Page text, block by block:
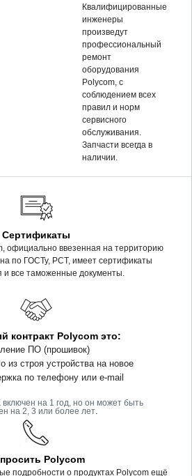
Квалифицированные
инженеры
произведут
профессиональный
ремонт
оборудования
Polycom, c
соблюдением всех
правил и норм
сервисного
обслуживания.
Запчасти всегда в
наличии.
Сертификаты
официально ввезенная на территорию
по ГОСТу, РСТ, имеет сертификаты
и все таможенные документы.
контракт Polycom это:
ПО (прошивок)
из строя устройства на новое
по телефону или e-mail
на 1 год, но он может быть
на 2, 3 или более лет.
Polycom
подробности о продуктах Polycom ещё